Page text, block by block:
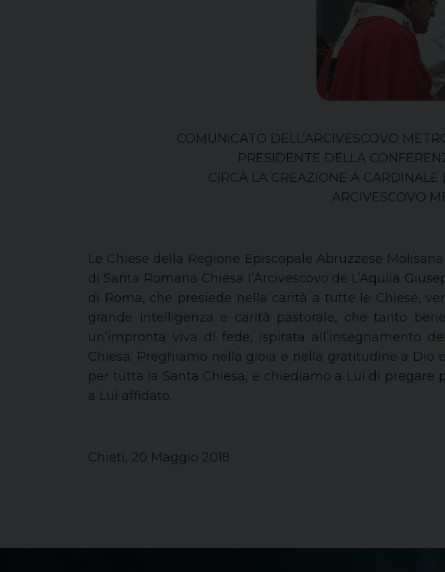
COMUNICATO DELL’ARCIVESCOVO
PRESIDENTE DELLA
CIRCA LA CREAZIONE A
ARCIVESCOVO
Le Chiese della Regione Episcopale Abruzzese
di Santa Romana Chiesa l’Arcivescovo de L’Aquila
di Roma, che presiede nella carità a tutte le Chiese,
grande intelligenza e carità pastorale, che tanto
un’impronta viva di fede, ispirata all’insegnamento
Chiesa. Preghiamo nella gioia e nella gratitudine a Dio
per tutta la Santa Chiesa, e chiediamo a Lui di pregare
a Lui affidato.
Chieti, 20 Maggio 2018